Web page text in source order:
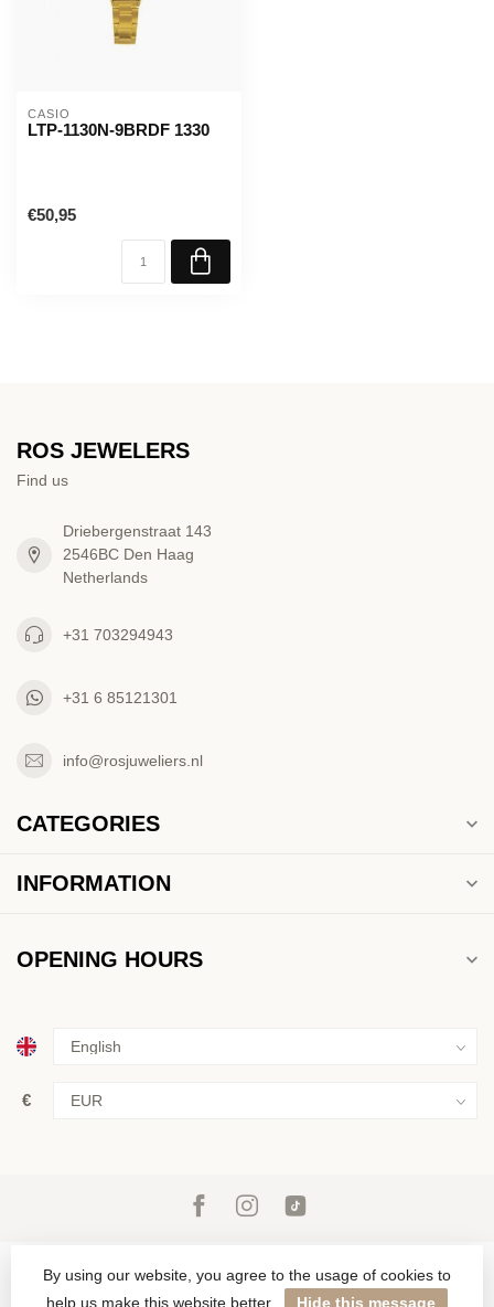
CASIO
LTP-1130N-9BRDF 1330
€50,95
ROS JEWELERS
Find us
Driebergenstraat 143
2546BC Den Haag
Netherlands
+31 703294943
+31 6 85121301
info@rosjuweliers.nl
CATEGORIES
INFORMATION
OPENING HOURS
€
By using our website, you agree to the usage of cookies to
help us make this website better.
Hide this message